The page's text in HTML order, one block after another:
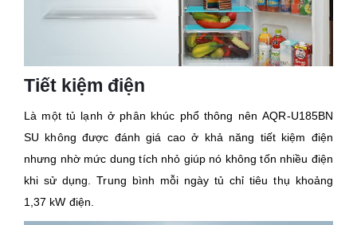
Tiết kiệm điện
Là một tủ lạnh ở phân khúc phổ thông nên AQR-U185BN
SU không được đánh giá cao ở khả năng tiết kiệm điện
nhưng nhờ mức dung tích nhỏ giúp nó không tốn nhiều điện
khi sử dụng. Trung bình mỗi ngày tủ chỉ tiêu thụ khoảng
1,37 kW điện.